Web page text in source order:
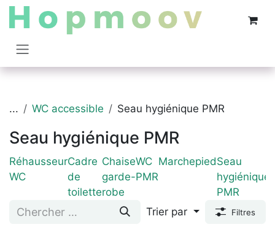
Se rendre au contenu
... WC accessible Seau hygiénique PMR
Seau hygiénique PMR
Réhausseur
WC
Cadre
de
toilette
Chaise
garde-
robe
WC
PMR
MarchepiedSeau
hygiénique
PMR
Trier par
Filtres